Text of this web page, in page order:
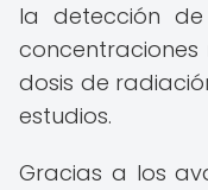
la detección
dosis de
estudios.
Gracias a los